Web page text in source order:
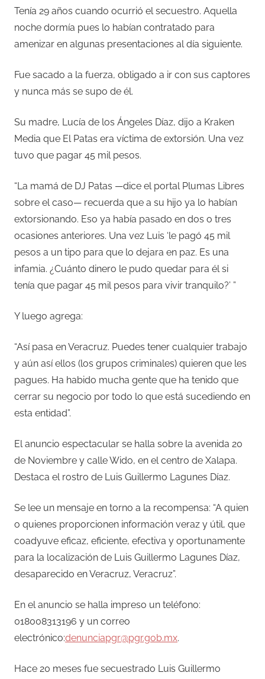
Tenía 29 años cuando ocurrió el secuestro. Aquella
noche dormía pues lo habían contratado para
amenizar en algunas presentaciones al día siguiente.
Fue sacado a la fuerza, obligado a ir con sus captores
y nunca más se supo de él.
Su madre, Lucía de los Ángeles Díaz, dijo a Kraken
Media que El Patas era víctima de extorsión. Una vez
tuvo que pagar 45 mil pesos.
“La mamá de DJ Patas —dice el portal Plumas Libres
sobre el caso— recuerda que a su hijo ya lo habían
extorsionando. Eso ya había pasado en dos o tres
ocasiones anteriores. Una vez Luis ‘le pagó 45 mil
pesos a un tipo para que lo dejara en paz. Es una
infamia. ¿Cuánto dinero le pudo quedar para él si
tenía que pagar 45 mil pesos para vivir tranquilo?’ ”
Y luego agrega:
“Así pasa en Veracruz. Puedes tener cualquier trabajo
y aún así ellos (los grupos criminales) quieren que les
pagues. Ha habido mucha gente que ha tenido que
cerrar su negocio por todo lo que está sucediendo en
esta entidad”.
El anuncio espectacular se halla sobre la avenida 20
de Noviembre y calle Wido, en el centro de Xalapa.
Destaca el rostro de Luis Guillermo Lagunes Díaz.
Se lee un mensaje en torno a la recompensa: “A quien
o quienes proporcionen información veraz y útil, que
coadyuve eficaz, eficiente, efectiva y oportunamente
para la localización de Luis Guillermo Lagunes Díaz,
desaparecido en Veracruz, Veracruz”.
En el anuncio se halla impreso un teléfono:
018008313196 y un correo
electrónico:denunciapgr@pgr.gob.mx.
Hace 20 meses fue secuestrado Luis Guillermo